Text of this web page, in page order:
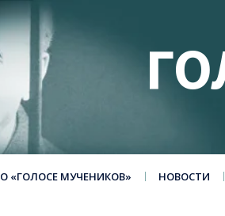
О «ГОЛОСЕ МУЧЕНИКОВ» НОВОСТИ